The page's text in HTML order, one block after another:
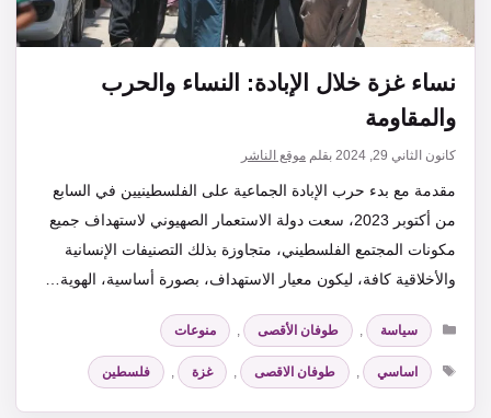
نساء غزة خلال الإبادة: النساء والحرب
والمقاومة
كانون الثاني 29, 2024 بقلم موقع الناشر
مقدمة مع بدء حرب الإبادة الجماعية على الفلسطينيين في السابع
من أكتوبر 2023، سعت دولة الاستعمار الصهيوني لاستهداف جميع
مكونات المجتمع الفلسطيني، متجاوزة بذلك التصنيفات الإنسانية
والأخلاقية كافة، ليكون معيار الاستهداف، بصورة أساسية، الهوية…
التصنيفات
سياسة , طوفان الأقصى ,
منوعات
الوسوم
اساسي , طوفان الاقصى , غزة , فلسطين